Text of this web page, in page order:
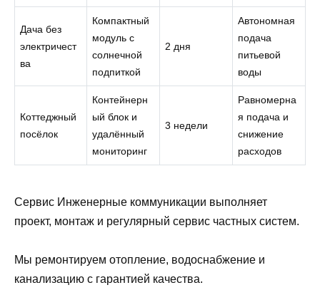
Дача без
электричест
ва
Компактный
модуль с
солнечной
подпиткой
2 дня
Автономная
подача
питьевой
воды
Коттеджный
посёлок
Контейнерн
ый блок и
удалённый
мониторинг
3 недели
Равномерна
я подача и
снижение
расходов
Сервис Инженерные коммуникации выполняет
проект, монтаж и регулярный сервис частных систем.
Мы ремонтируем отопление, водоснабжение и
канализацию с гарантией качества.